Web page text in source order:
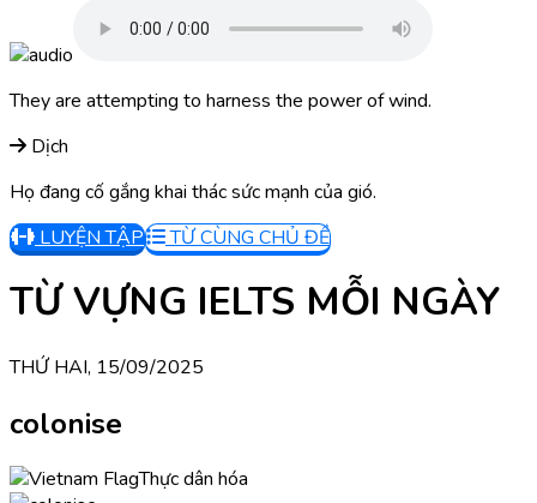
They are attempting to harness the power of wind.
Dịch
Họ đang cố gắng khai thác sức mạnh của gió.
LUYỆN TẬP
TỪ CÙNG CHỦ ĐỀ
TỪ VỰNG IELTS MỖI NGÀY
THỨ HAI, 15/09/2025
colonise
Thực dân hóa